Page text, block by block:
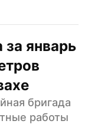
январь
бригада
работы